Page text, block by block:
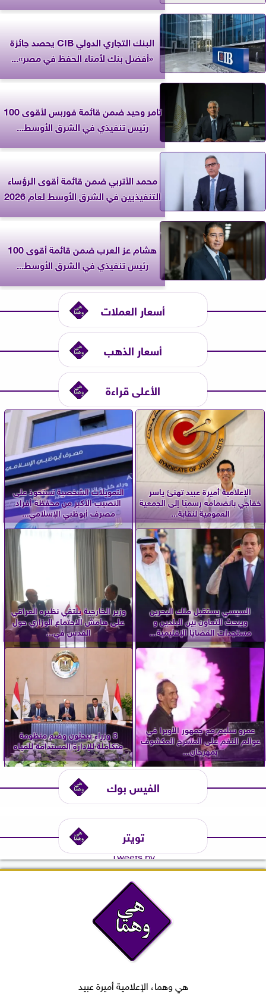
البنك التجاري الدولي CIB يحصد جائزة
«أفضل بنك لأمناء الحفظ في مصر»...
تامر وحيد ضمن قائمة فوربس لأقوى 100
رئيس تنفيذي في الشرق الأوسط...
محمد الأتربي ضمن قائمة أقوى الرؤساء
التنفيذيين في الشرق الأوسط لعام 2026
هشام عز العرب ضمن قائمة أقوى 100
رئيس تنفيذي في الشرق الأوسط...
أسعار العملات
أسعار الذهب
الأعلى قراءة
الإعلامية أميرة عبيد تهنئ ياسر
خفاجي بانضمامه رسميًا إلى الجمعية
العمومية لنقابة...
التمويلات الشخصية تستحوذ على
النصيب الأكبر من محفظة أفراد
مصرف أبوظبي الإسلامي...
السيسي يستقبل ملك البحرين
ويبحث التعاون بين البلدين و
مستجدات القضايا الإقليمية...
وزير الخارجية يلتقي نظيره العراقي
على هامش الاجتماع الوزاري حول
القدس في...
عمرو سليم مع جمهور الأوبرا في
عوالم النغم على المسرح المكشوف
بمهرجان...
3 وزراء يبحثون وضع منظومة
متكاملة للإدارة المستدامة للمياه
الفيس بوك
تويتر
Tweets by
هي وهما، الإعلامية أميرة عبيد